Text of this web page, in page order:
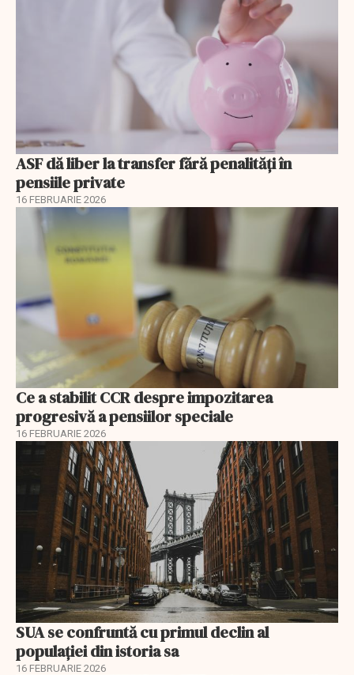
ASF dă liber la transfer fără penalități în
pensiile private
16 FEBRUARIE 2026
Ce a stabilit CCR despre impozitarea
progresivă a pensiilor speciale
16 FEBRUARIE 2026
SUA se confruntă cu primul declin al
populației din istoria sa
16 FEBRUARIE 2026